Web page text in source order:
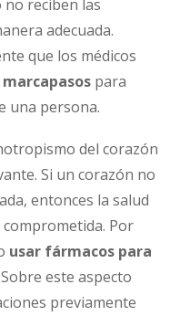
reciben las
adecuada.
que los médicos
para
una persona.
del corazón
Si un corazón no
entonces la salud
Por
usar fármacos para
este aspecto
previamente